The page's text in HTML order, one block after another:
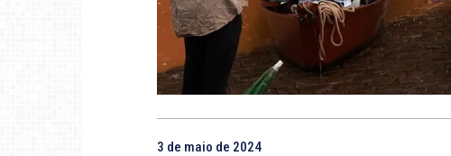
3 de maio de 2024